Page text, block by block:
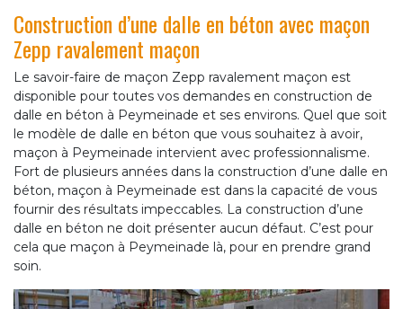
Construction d’une dalle en béton avec maçon
Zepp ravalement maçon
Le savoir-faire de maçon Zepp ravalement maçon est
disponible pour toutes vos demandes en construction de
dalle en béton à Peymeinade et ses environs. Quel que soit
le modèle de dalle en béton que vous souhaitez à avoir,
maçon à Peymeinade intervient avec professionnalisme.
Fort de plusieurs années dans la construction d’une dalle en
béton, maçon à Peymeinade est dans la capacité de vous
fournir des résultats impeccables. La construction d’une
dalle en béton ne doit présenter aucun défaut. C’est pour
cela que maçon à Peymeinade là, pour en prendre grand
soin.